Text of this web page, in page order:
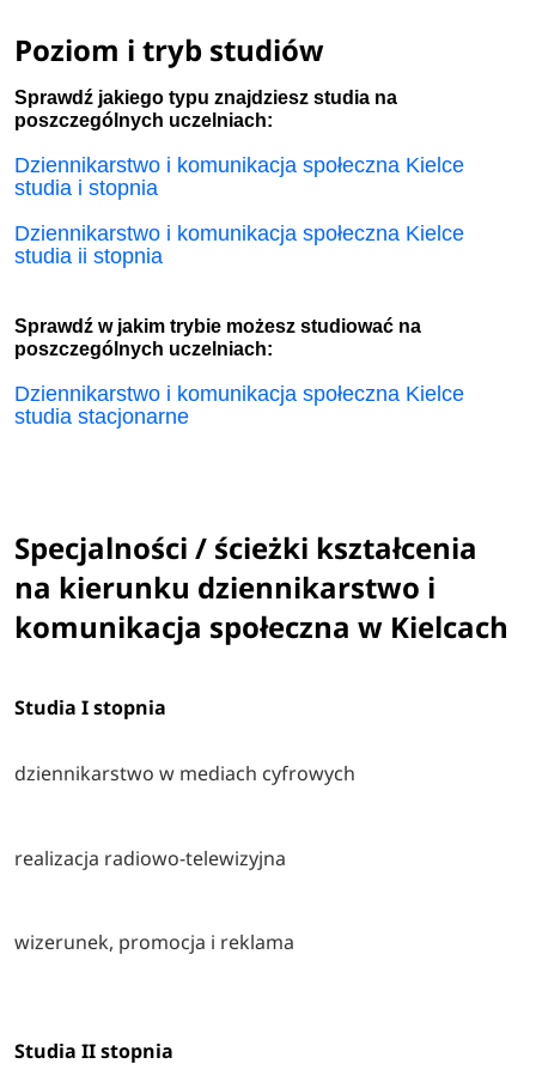
Poziom i tryb studiów
Sprawdź jakiego typu znajdziesz studia na
poszczególnych uczelniach:
Dziennikarstwo i komunikacja społeczna Kielce
studia i stopnia
Dziennikarstwo i komunikacja społeczna Kielce
studia ii stopnia
Sprawdź w jakim trybie możesz studiować na
poszczególnych uczelniach:
Dziennikarstwo i komunikacja społeczna Kielce
studia stacjonarne
Specjalności / ścieżki kształcenia
na kierunku dziennikarstwo i
komunikacja społeczna w Kielcach
Studia I stopnia
dziennikarstwo w mediach cyfrowych
realizacja radiowo-telewizyjna
wizerunek, promocja i reklama
Studia II stopnia